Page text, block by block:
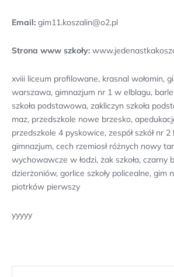
Email: gim11.koszalin@o2.pl
Strona www szkoły:
xviii liceum profilowane, krasnal wołomin,
warszawa, gimnazjum nr 1 w elblagu,
szkoła podstawowa, zakliczyn szkoła
maz, przedszkole nowe brzesko,
przedszkole 4 pyskowice, zespół szkół nr
gimnazjum, cech rzemiosł różnych nowy
wychowawcze w łodzi, żak szkoła, czarny
dzierżoniów, gorlice szkoły policealne, gim
piotrków pierwszy
yyyyy